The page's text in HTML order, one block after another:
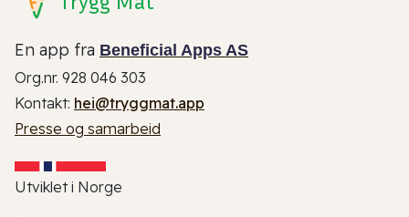
En app fra Beneficial Apps AS
Org.nr. 928 046 303
Kontakt: hei@tryggmat.app
Presse og samarbeid
Utviklet i Norge